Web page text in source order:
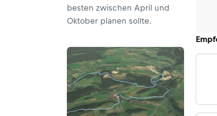
besten zwischen April und
Oktober planen sollte.